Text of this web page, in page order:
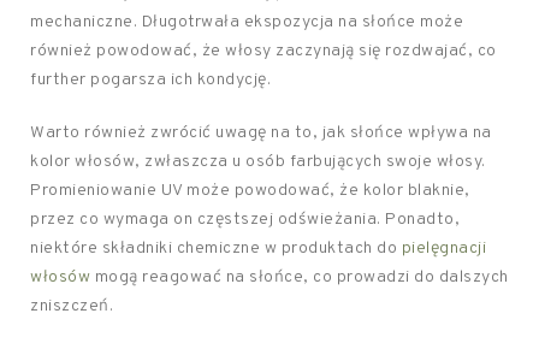
mechaniczne. Długotrwała ekspozycja na słońce może
również powodować, że włosy zaczynają się rozdwajać, co
further pogarsza ich kondycję.
Warto również zwrócić uwagę na to, jak słońce wpływa na
kolor włosów, zwłaszcza u osób farbujących swoje włosy.
Promieniowanie UV może powodować, że kolor blaknie,
przez co wymaga on częstszej odświeżania. Ponadto,
niektóre składniki chemiczne w produktach do pielęgnacji
włosów mogą reagować na słońce, co prowadzi do dalszych
zniszczeń.